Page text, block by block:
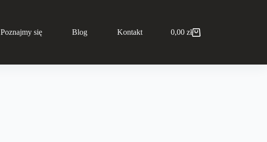
Poznajmy się Blog Kontakt 0,00 zł